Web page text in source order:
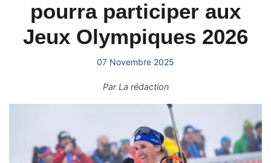
pourra participer aux
Jeux Olympiques 2026
07 Novembre 2025
ParLa rédaction